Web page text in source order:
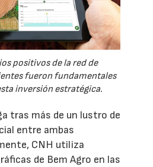
positivos de la red de
fueron fundamentales
inversión estratégica.
tras más de un lustro de
entre ambas
CNH utiliza
de Bem Agro en las